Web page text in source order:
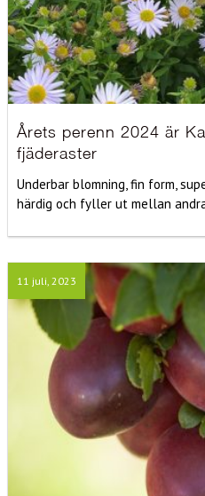
Årets perenn 2024 är
fjäderaster
Underbar blomning, fin form,
härdig och fyller ut mellan
11 juli, 2023